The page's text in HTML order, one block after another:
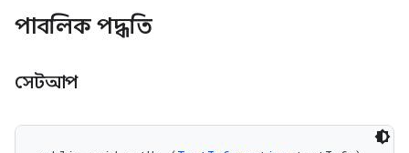
পাবলিক পদ্ধতি
সেটআপ